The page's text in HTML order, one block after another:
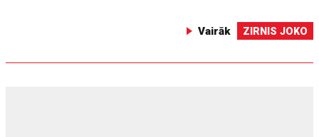
Vairāk ZIRNIS JOKO